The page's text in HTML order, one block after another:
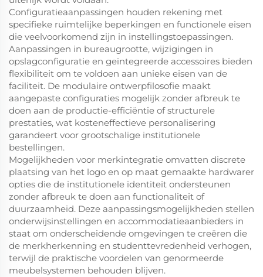
Configuratieaanpassingen houden rekening met
specifieke ruimtelijke beperkingen en functionele eisen
die veelvoorkomend zijn in instellingstoepassingen.
Aanpassingen in bureaugrootte, wijzigingen in
opslagconfiguratie en geïntegreerde accessoires bieden
flexibiliteit om te voldoen aan unieke eisen van de
faciliteit. De modulaire ontwerpfilosofie maakt
aangepaste configuraties mogelijk zonder afbreuk te
doen aan de productie-efficiëntie of structurele
prestaties, wat kosteneffectieve personalisering
garandeert voor grootschalige institutionele
bestellingen.
Mogelijkheden voor merkintegratie omvatten discrete
plaatsing van het logo en op maat gemaakte hardwarer
opties die de institutionele identiteit ondersteunen
zonder afbreuk te doen aan functionaliteit of
duurzaamheid. Deze aanpassingsmogelijkheden stellen
onderwijsinstellingen en accommodatieaanbieders in
staat om onderscheidende omgevingen te creëren die
de merkherkenning en studenttevredenheid verhogen,
terwijl de praktische voordelen van genormeerde
meubelsystemen behouden blijven.